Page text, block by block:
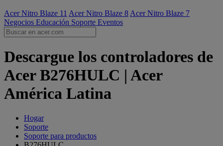
Acer Nitro Blaze 11 Acer Nitro Blaze 8 Acer Nitro Blaze 7
Negocios Educación Soporte Eventos
Descargue los controladores de
Acer B276HULC | Acer
América Latina
Hogar
Soporte
Soporte para productos